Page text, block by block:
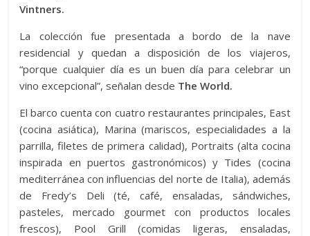
Vintners.
La colección fue presentada a bordo de la nave
residencial y quedan a disposición de los viajeros,
“porque cualquier día es un buen día para celebrar un
vino excepcional”, señalan desde The World.
El barco cuenta con cuatro restaurantes principales, East
(cocina asiática), Marina (mariscos, especialidades a la
parrilla, filetes de primera calidad), Portraits (alta cocina
inspirada en puertos gastronómicos) y Tides (cocina
mediterránea con influencias del norte de Italia), además
de Fredy’s Deli (té, café, ensaladas, sándwiches,
pasteles, mercado gourmet con productos locales
frescos), Pool Grill (comidas ligeras, ensaladas,